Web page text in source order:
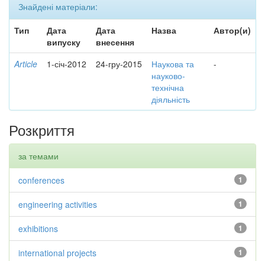
Знайдені матеріали:
Тип
Дата
випуску
Дата
внесення
Назва Автор(и)
Article 1-січ-2012 24-гру-2015
Наукова та
науково-
технічна
діяльність
-
Розкриття
за темами
1
conferences
1
engineering activities
1
exhibitions
1
international projects